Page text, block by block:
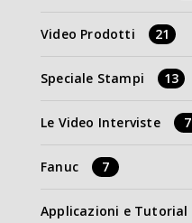
Video Prodotti 21
Speciale Stampi 13
Le Video Interviste 7
Fanuc 7
Applicazioni e Tutorial